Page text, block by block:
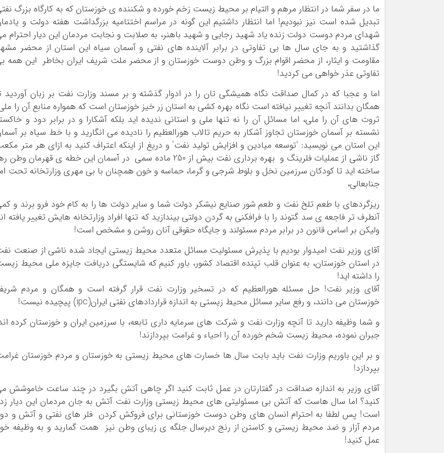
ما در سفر شما در انتظار مرهم و التیام بر محیط زیست زخم خورده و شکننده ی خوزستان که به کارگاه بزرگ
تبدیل شده است نیز نبودیم! اما انتظار داشتیم این گونه در مراسم اختتامیه بزرگداشت هفته دولت و
شهدای مردم دوست دولت زنده یاد شهید رجایی و شهید باهنر، به صلابت و نجابت مردمان این دیار احترام
گذاشتید و به جای سال ها بی تفاوتی در برابر آلاینده های نفتی و آسمان سیاه این استان از محضر
مقاومت و ایثار، از محضر اقوام بزرگ و وطن دوست خوزستان و از محضر ملت شریف ایران بخاطر این همه
تفاوتی عذر خواهی می کردید!
اما و عجبا که در کمال صداقت نگاه همیشگی تان را در ادوار گذشته و بر مسند وزارت نفت بر زبان آوردید
همگان بدانند آنچه تغییر نیافته است نگاه بهره کشی به استان زر خیز خوزستان است که همواره منابع آن را
ثروت های آن را ملی، اما مسائل آن را نه تنها ملی و استانی ندیده اید بلکه آشکارا و در برابر دود و
نشسته بر آسمان خوزستان تجاوز آشکار به حریم تالاب هورالعظیم را نادیده می انگارید و با خط سیاه بر
این استان می نویسید: ‘توسعه میادین و افزایش تولید نفت’ و دریغ از اینکه اعتراف کنید به ازای هر متر
گاز ناشی از عملیات فلرینگ و بهره برداری نفت بیش از 250 ماده سمی در آسمان این خطه ی قهرمان وطن
ساخته اید تا کودکان سرزمین نخل و بلوط شرجی و گرما، حماسه و خون همچنان با بی مهری وزارتخانه تحت
جنابعالی،
ریزگردهای با طعم تلخ نفت و طعم شور صنایع نیشکر دولت شما و سایر دولت ها را به کام خود فرو برند و
آنطرف تر فاجعه ی سد گتوند را با فرافکنی به گردن دولتی بیندازید که تنها افراد وزارتخانه هایش تغییر یافته
ولیکن بر اساس قانون در برابر مردم مسئولند و جایگاه حقوقی آنان روشن و مشخص است!
آقای وزیر نفت امیدوار بودیم با پذیرش مسئولیت مسائل متعدد محیط زیستی ایجاد شده ناشی از صنعت
در استان خوزستان، به عنوان قلب تپنده اقتصاد کشور، باور کنیم که شایستگی دریافت جایزه ملی محیط
را داشته اید!
آقای وزیر نفت! حل مسئله هورالعظیم که در تسخیر وزارت نفت قرار گرفته است و همگان و مردم
خوزستان می دانند، و رفع سایر مسائل محیط زیستی به اندازه قراردادهای نفتی ایران(ipc) پیچیده نیست!
و شما وظیفه دارید تا آنچه وزارت نفت و شرکت های سرمایه داری تابعه، با سرزمین ایران و خوزستان کرده
جبران نموده، محیط زیست شخم خورده آن را احیاء و غرامت بپردازند!
و بر این باوریم وزارت نفت باید بابت سال ها خسارت های محیط زیستی به خوزستان و مردم خوزستان
بپردازد!
آقای وزیر به اندازه صداقت در گفتارتان در عمل ثابت کنید اگر چاهی آتش بگیرد در چند ساعت خاموشش
کنید؟ اما سال هاست که آتش بی مسئولیتی های محیط زیستی وزارت نفت آتش به جان مردمان این دیار
است! پس لطفا به احترام انسان های وطن دوست خوزستانی برای فروکش کردن فلر های نفتی و آتش و
مردم آزار و ضد محیط زیستی و کاستن از رنج دیرسال جلگه ی زیبای وطن نیز همت گمارید و به وظیفه
عمل کنید!